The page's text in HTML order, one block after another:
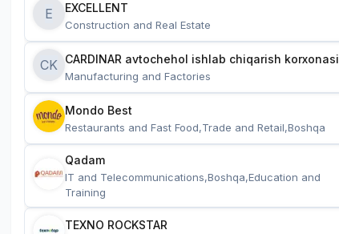
E EXCELLENT
Construction and Real Estate
CK CARDINAR avtochehol ishlab chiqarish korxonasi
Manufacturing and Factories
Mondo Best
Restaurants and Fast Food,Trade and Retail,Boshqa
Qadam
IT and Telecommunications,Boshqa,Education and
Training
TEXNO ROCKSTAR